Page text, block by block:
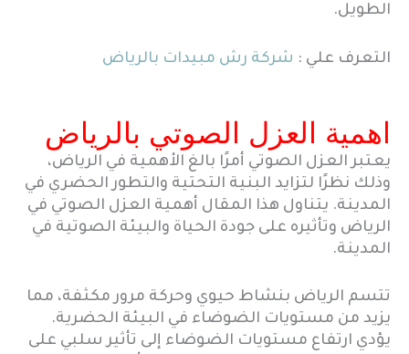
الطويل.
التعرف علي : شركة رش مبيدات بالرياض
اهمية العزل الصوتي بالرياض
يعتبر العزل الصوتي أمرًا بالغ الأهمية في الرياض،
وذلك نظرًا لتزايد البنية التحتية والتطور الحضري في
المدينة. يتناول هذا المقال أهمية العزل الصوتي في
الرياض وتأثيره على جودة الحياة والبيئة الصوتية في
المدينة.
تتسم الرياض بنشاط حيوي وحركة مرور مكثفة، مما
يزيد من مستويات الضوضاء في البيئة الحضرية.
يؤدي ارتفاع مستويات الضوضاء إلى تأثير سلبي على